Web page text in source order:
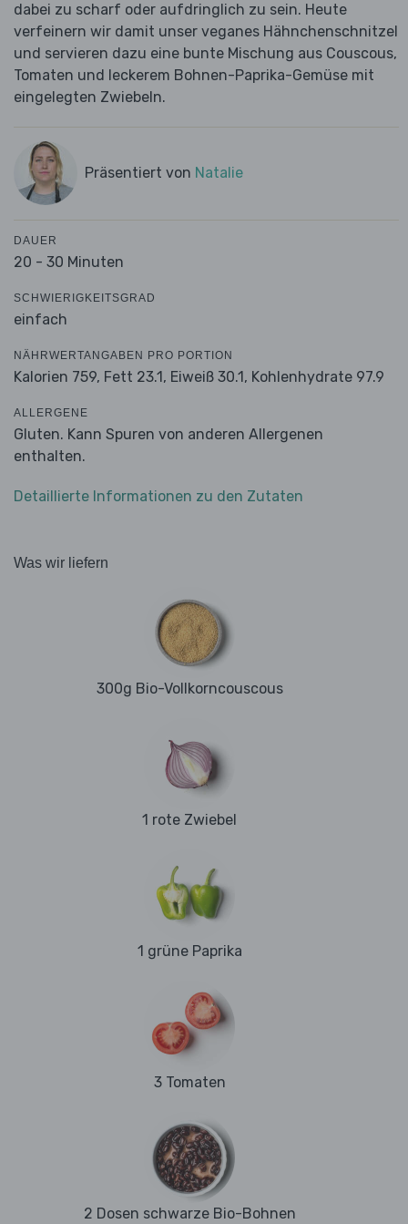
dabei zu scharf oder aufdringlich zu sein. Heute
verfeinern wir damit unser veganes Hähnchenschnitzel
und servieren dazu eine bunte Mischung aus Couscous,
Tomaten und leckerem Bohnen-Paprika-Gemüse mit
eingelegten Zwiebeln.
Präsentiert von Natalie
DAUER
20 - 30 Minuten
SCHWIERIGKEITSGRAD
einfach
NÄHRWERTANGABEN PRO PORTION
Kalorien 759, Fett 23.1, Eiweiß 30.1, Kohlenhydrate 97.9
ALLERGENE
Gluten. Kann Spuren von anderen Allergenen
enthalten.
Detaillierte Informationen zu den Zutaten
Was wir liefern
300g Bio-Vollkorncouscous
1 rote Zwiebel
1 grüne Paprika
3 Tomaten
2 Dosen schwarze Bio-Bohnen